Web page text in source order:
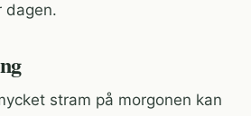
dagen.
stram på morgonen kan